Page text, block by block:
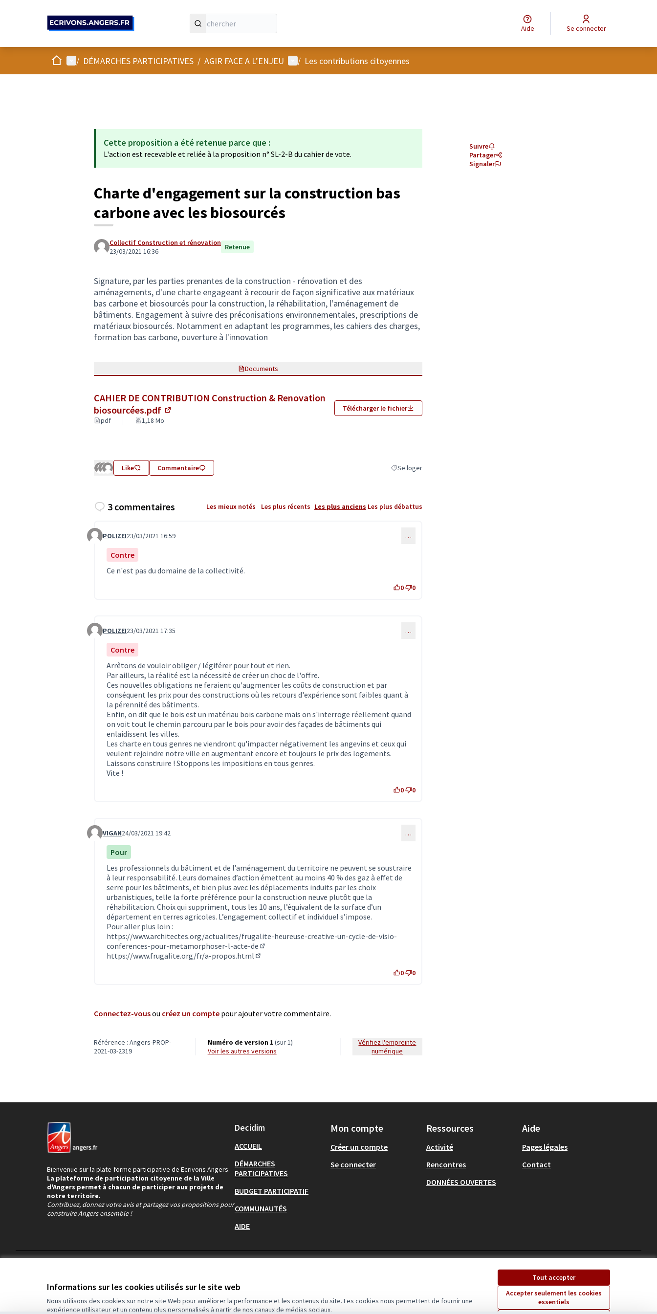
Informations sur les cookies utilisés sur le site web
Nous utilisons des cookies sur notre site Web pour améliorer la performance et les contenus du site. Les cookies nous permettent de fournir une
expérience utilisateur et un contenu plus personnalisés à partir de nos canaux de médias sociaux.
Tout accepter
Accepter seulement les cookies
essentiels
Aide Se connecter
AccueilMenu principal
/ DÉMARCHES PARTICIPATIVES / AGIR FACE A L’ENJEU Menu utilisateur
/ Les contributions citoyennes
Cette proposition a été retenue parce que :
L'action est recevable et reliée à la proposition n° SL-2-B du cahier de vote.
Charte d'engagement sur la construction bas
carbone avec les biosourcés
Collectif Construction et rénovation
23/03/2021 16:36
Retenue
Signature, par les parties prenantes de la construction - rénovation et des
aménagements, d'une charte engageant à recourir de façon significative aux matériaux
bas carbone et biosourcés pour la construction, la réhabilitation, l'aménagement de
bâtiments. Engagement à suivre des préconisations environnementales, prescriptions de
matériaux biosourcés. Notamment en adaptant les programmes, les cahiers des charges,
formation bas carbone, ouverture à l'innovation
Documents
CAHIER DE CONTRIBUTION Construction & Renovation
biosourcées.pdf
pdf 1,18 Mo
Télécharger le fichier
Like Commentaire Filtrer les résultats de la catégorie : Se loger
Se loger
Suivre
Partager
Signaler
3 commentaires Les mieux notés Les plus récents Les plus anciens Les plus débattus
Commentaire 3010
POLIZEI23/03/2021 16:59 …
Contre
Ce n'est pas du domaine de la collectivité.
0 0
Commentaire 3020
POLIZEI23/03/2021 17:35 …
Contre
Arrêtons de vouloir obliger / légiférer pour tout et rien.
Par ailleurs, la réalité est la nécessité de créer un choc de l'offre.
Ces nouvelles obligations ne feraient qu'augmenter les coûts de construction et par
conséquent les prix pour des constructions où les retours d'expérience sont faibles quant à
la pérennité des bâtiments.
Enfin, on dit que le bois est un matériau bois carbone mais on s'interroge réellement quand
on voit tout le chemin parcouru par le bois pour avoir des façades de bâtiments qui
enlaidissent les villes.
Les charte en tous genres ne viendront qu'impacter négativement les angevins et ceux qui
veulent rejoindre notre ville en augmentant encore et toujours le prix des logements.
Laissons construire ! Stoppons les impositions en tous genres.
Vite !
0 0
Commentaire 3047
VIGAN24/03/2021 19:42 …
Pour
Les professionnels du bâtiment et de l’aménagement du territoire ne peuvent se soustraire
à leur responsabilité. Leurs domaines d’action émettent au moins 40 % des gaz à effet de
serre pour les bâtiments, et bien plus avec les déplacements induits par les choix
urbanistiques, telle la forte préférence pour la construction neuve plutôt que la
réhabilitation. Choix qui suppriment, tous les 10 ans, l’équivalent de la surface d’un
département en terres agricoles. L’engagement collectif et individuel s’impose.
Pour aller plus loin :
https://www.architectes.org/actualites/frugalite-heureuse-creative-un-cycle-de-visio-
conferences-pour-metamorphoser-l-acte-de
(Lien externe)
https://www.frugalite.org/fr/a-propos.html
0 0
Connectez-vousou créez un compte pour ajouter votre commentaire.
Référence : Angers-PROP-
2021-03-2319
Numéro de version 1(sur 1)
voir les autres versions
Vérifiez l'empreinte
numérique
Bienvenue sur la plate-forme participative de Ecrivons Angers.
La plateforme de participation citoyenne de la Ville
d'Angers permet à chacun de participer aux projets de
notre territoire.
Contribuez, donnez votre avis et partagez vos propositions pour
construire Angers ensemble !
Decidim
ACCUEIL
DÉMARCHES
PARTICIPATIVES
BUDGET PARTICIPATIF
COMMUNAUTÉS
AIDE
Mon compte
Créer un compte
Se connecter
Ressources
Activité
Rencontres
DONNÉES OUVERTES
Aide
Pages légales
Contact
(Lien externe)(Lien externe)
Licence Creative
(Lien externe)